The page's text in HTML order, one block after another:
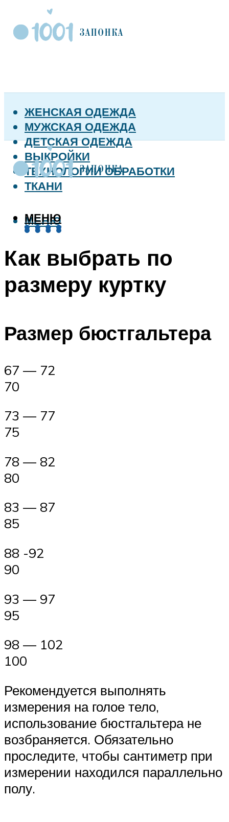
ЖЕНСКАЯ ОДЕЖДА
МУЖСКАЯ ОДЕЖДА
ДЕТСКАЯ ОДЕЖДА
ВЫКРОЙКИ
ТЕХНОЛОГИИ ОБРАБОТКИ
ТКАНИ
МЕНЮ
МЕНЮ
Как выбрать по
размеру куртку
Размер бюстгальтера
67 — 72
70
73 — 77
75
78 — 82
80
83 — 87
85
88 -92
90
93 — 97
95
98 — 102
100
Рекомендуется выполнять
измерения на голое тело,
использование бюстгальтера не
возбраняется. Обязательно
проследите, чтобы сантиметр при
измерении находился параллельно
полу.